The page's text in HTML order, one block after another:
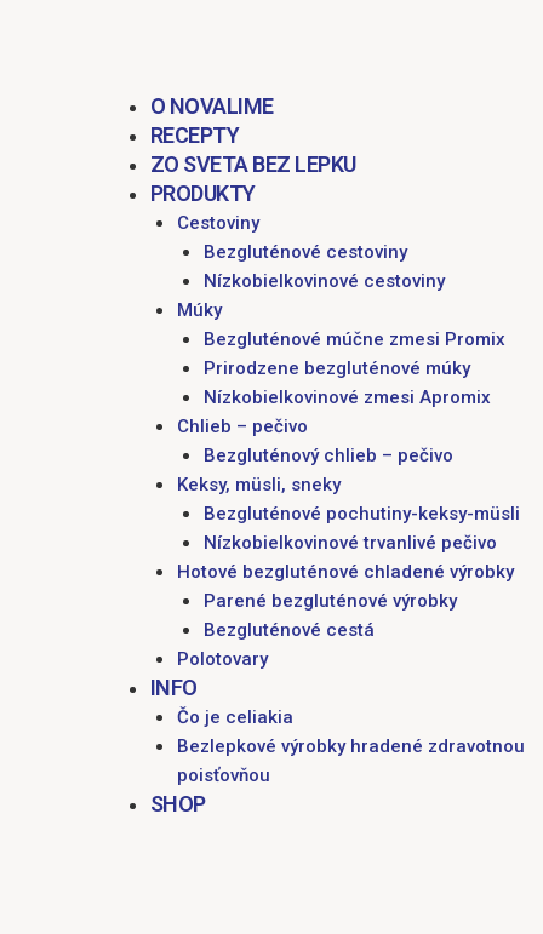
O NOVALIME
RECEPTY
ZO SVETA BEZ LEPKU
PRODUKTY
Cestoviny
Bezgluténové cestoviny
Nízkobielkovinové cestoviny
Múky
Bezgluténové múčne zmesi Promix
Prirodzene bezgluténové múky
Nízkobielkovinové zmesi Apromix
Chlieb – pečivo
Bezgluténový chlieb – pečivo
Keksy, müsli, sneky
Bezgluténové pochutiny-keksy-müsli
Nízkobielkovinové trvanlivé pečivo
Hotové bezgluténové chladené výrobky
Parené bezgluténové výrobky
Bezgluténové cestá
Polotovary
INFO
Čo je celiakia
Bezlepkové výrobky hradené zdravotnou
poisťovňou
SHOP